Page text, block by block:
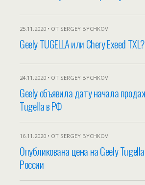
25.11.2020 • ОТ SERGEY BYCHKOV
Geely TUGELLA или Chery Exeed TXL?
24.11.2020 • ОТ SERGEY BYCHKOV
Geely объявила дату начала
Tugella в РФ
16.11.2020 • ОТ SERGEY BYCHKOV
Опубликована цена на Geely
России